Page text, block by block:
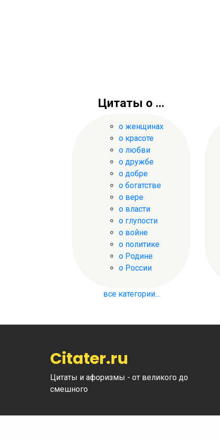
Цитаты о ...
о женщинах
о красоте
о любви
о дружбе
о добре
о богатстве
о вере
о власти
о глупости
о войне
о политике
о Родине
о России
все категории...
Citater.ru
Цитаты и афоризмы - от великого до
смешного